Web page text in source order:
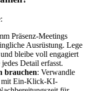
Präsenz-Meetings
Ausrüstung. Lege
bleibe voll engagiert
Detail erfasst.
brauchen: Verwandle
mit Ein-Klick-KI-